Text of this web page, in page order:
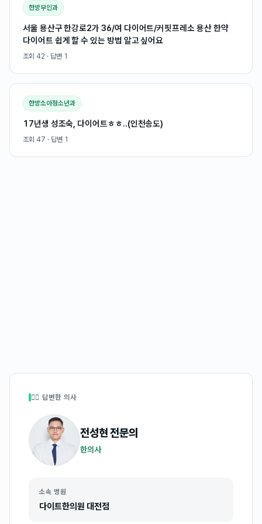
한방부인과
서울 용산구 한강로2가 36/여 다이어트/커핏프레소 용산 한약
다이어트 쉽게 할 수 있는 방법 알고 싶어요
조회 42 · 답변 1
한방소아청소년과
17년생 성조숙, 다이어트ㅎㅎ..(인천송도)
조회 47 · 답변 1
👩‍⚕️ 답변한 의사
전성현전문의
한의사
소속 병원
다이트한의원 대전점